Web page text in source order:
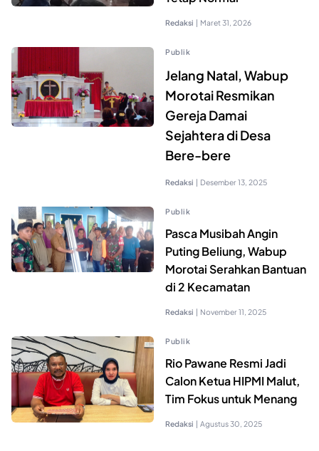
Redaksi | Maret 31, 2026
Publik
Jelang Natal, Wabup
Morotai Resmikan
Gereja Damai
Sejahtera di Desa
Bere-bere
Redaksi | Desember 13, 2025
Publik
Pasca Musibah Angin
Puting Beliung, Wabup
Morotai Serahkan Bantuan
di 2 Kecamatan
Redaksi | November 11, 2025
Publik
Rio Pawane Resmi Jadi
Calon Ketua HIPMI Malut,
Tim Fokus untuk Menang
Redaksi | Agustus 30, 2025